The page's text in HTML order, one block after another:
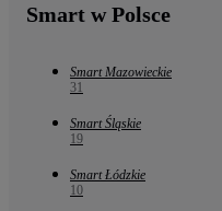
Smart w Polsce
Smart Mazowieckie
31
Smart Śląskie
19
Smart Łódzkie
10